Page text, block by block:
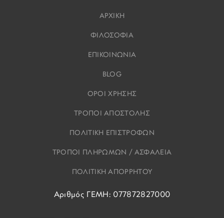
ΑΡΧΙΚΗ
ΦΙΛΟΣΟΦΙΑ
ΕΠΙΚΟΙΝΩΝΙΑ
BLOG
ΟΡΟΙ ΧΡΗΣΗΣ
ΤΡΟΠΟΙ ΑΠΟΣΤΟΛΗΣ
ΠΟΛΙΤΙΚΗ ΕΠΙΣΤΡΟΦΩΝ
ΤΡΟΠΟΙ ΠΛΗΡΩΜΩΝ / ΑΣΦΑΛΕΙΑ
ΠΟΛΙΤΙΚΗ ΑΠΟΡΡΗΤΟΥ
Αριθμός ΓΕΜΗ: 077872827000